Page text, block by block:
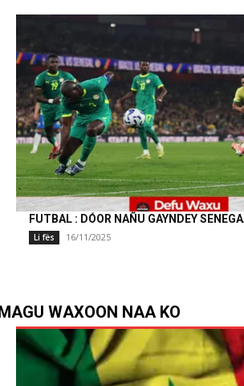
FUTBAL : DÓOR NAÑU GAYNDEY
Li fës 16/11/2025
WAXOON NAA KO